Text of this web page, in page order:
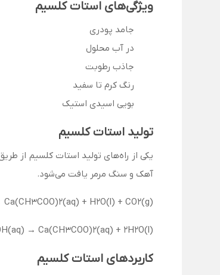
ویژگی‌های استات کلسیم
جامد پودری
در آب محلول
جاذب رطوبت
رنگ کرم تا سفید
بویی اسیدی استیک
تولید استات کلسیم
یکی از راه‌های تولید استات کلسیم از
آهک و سنگ مرمر یافت می‌شود.
(CaCO3(s) + 2CH3COOH(aq) → Ca(CH3COO)2(aq) + H2O(l) + CO2(g
(Ca(OH)2(s) + 2CH3COOH(aq) → Ca(CH3COO)2(aq) + 2H2O(l
کاربردهای استات کلسیم